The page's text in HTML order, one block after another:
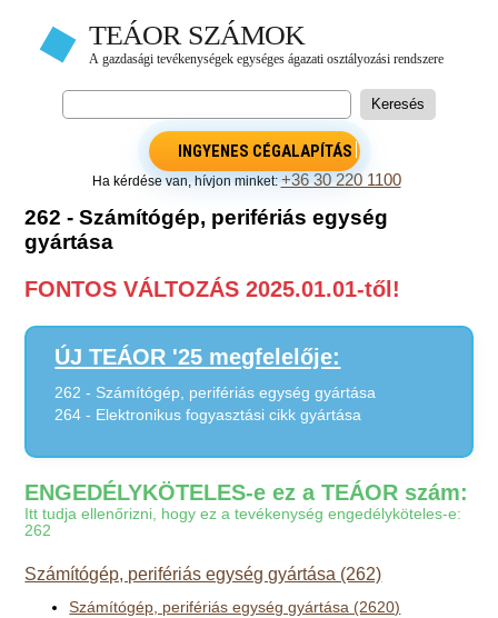
INGYENES CÉGALAPÍTÁS
Ha kérdése van, hívjon minket:+36 30 220 1100
262 - Számítógép, perifériás egység
gyártása
FONTOS VÁLTOZÁS 2025.01.01-től!
ÚJ TEÁOR '25 megfelelője:
262 - Számítógép, perifériás egység gyártása
264 - Elektronikus fogyasztási cikk gyártása
ENGEDÉLYKÖTELES-e ez a TEÁOR szám:
Itt tudja ellenőrizni, hogy ez a tevékenység engedélyköteles-e:
262
Számítógép, perifériás egység gyártása (262)
Számítógép, perifériás egység gyártása (2620)